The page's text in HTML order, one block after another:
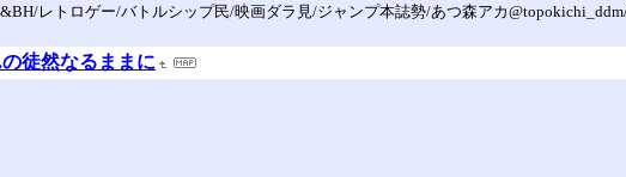
レトロゲー/バトルシップ民/映画ダラ見/ジャンプ本誌勢/あつ森アカ
徒然なるままに